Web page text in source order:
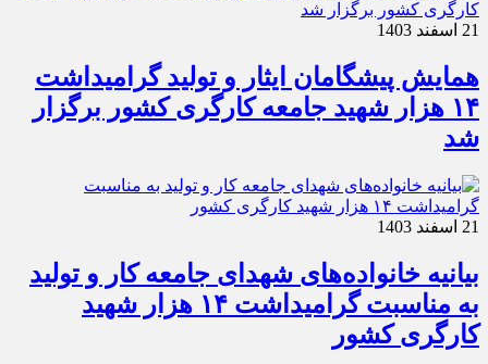
21 اسفند 1403
همایش پیشگامان ایثار و تولید گرامیداشت
۱۴ هزار شهید جامعه کارگری کشور برگزار
شد
21 اسفند 1403
بیانیه خانواده‌های شهدای جامعه کار و تولید
به مناسبت گرامیداشت ۱۴ هزار شهید
کارگری کشور